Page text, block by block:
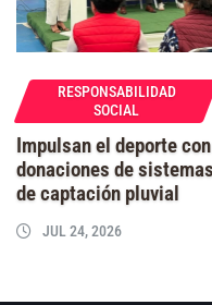
RESPONSABILIDAD
SOCIAL
Impulsan el deporte con
donaciones de sistemas
de captación pluvial
JUL 24, 2026